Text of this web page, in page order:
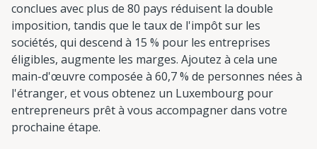
conclues avec plus de 80 pays réduisent la double
imposition, tandis que le taux de l'impôt sur les
sociétés, qui descend à 15 % pour les entreprises
éligibles, augmente les marges. Ajoutez à cela une
main-d'œuvre composée à 60,7 % de personnes nées à
l'étranger, et vous obtenez un Luxembourg pour
entrepreneurs prêt à vous accompagner dans votre
prochaine étape.